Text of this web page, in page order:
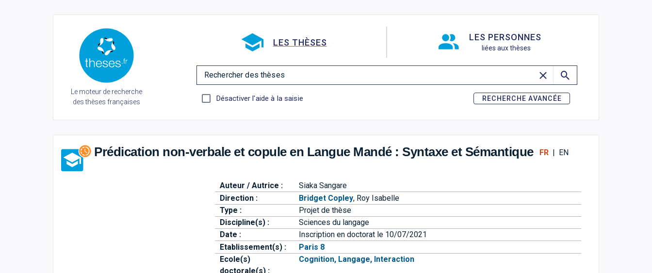
Le moteur de recherche
des thèses françaises
LES THÈSES LES PERSONNES
liées aux thèses
Rechercher des thèses
Désactiver l'aide à la saisie RECHERCHE AVANCÉE
Prédication non-verbale et copule en Langue Mandé : Syntaxe et Sémantique FR| EN
Auteur / Autrice :
Siaka Sangare
Direction :
Bridget Copley, Roy Isabelle
Type :
Projet de thèse
Discipline(s) :
Sciences du langage
Date :
Inscription en doctorat le 10/07/2021
Etablissement(s) :
Paris 8
Ecole(s)
doctorale(s) :
Cognition, Langage, Interaction